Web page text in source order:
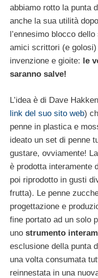
abbiamo rotto la punta
anche la sua utilità
l’ennesimo blocco
amici scrittori (e golosi)
invenzione e gioite: le
saranno salve!
L’idea è di Dave
link del suo sito web)
penne in plastica e
ideato un set di penne
gustare, ovviamente!
è prodotta interamente
poi riprodotto in gusti
frutta). Le penne
progettazione e
fine portato ad un solo
uno strumento
esclusione della punta
una volta consumata
reinnestata in una